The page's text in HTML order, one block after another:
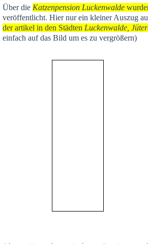
Über die Katzenpension Luckenwalde
veröffentlicht. Hier nur ein kleiner Auszug
der artikel in den Städten Luckenwalde,
einfach auf das Bild um es zu vergrößern)